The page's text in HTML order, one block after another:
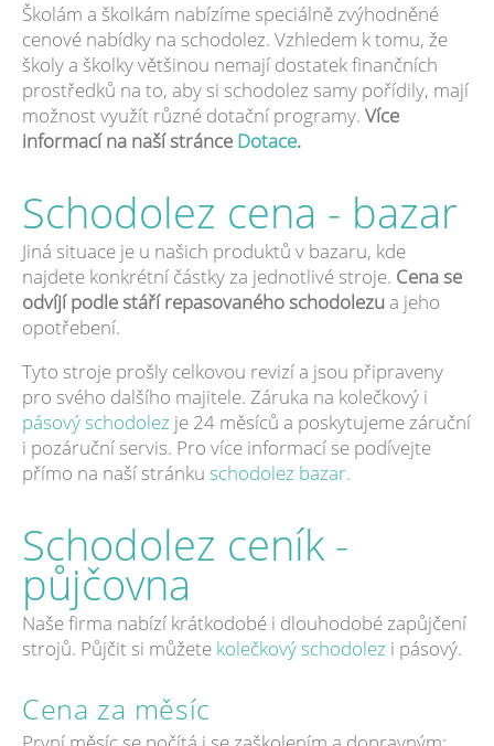
Školám a školkám nabízíme speciálně zvýhodněné
cenové nabídky na schodolez. Vzhledem k tomu, že
školy a školky většinou nemají dostatek finančních
prostředků na to, aby si schodolez samy pořídily, mají
možnost využít různé dotační programy. Více
informací na naší stránce Dotace.
Schodolez cena - bazar
Jiná situace je u našich produktů v bazaru, kde
najdete konkrétní částky za jednotlivé stroje. Cena se
odvíjí podle stáří repasovaného schodolezu a jeho
opotřebení.
Tyto stroje prošly celkovou revizí a jsou připraveny
pro svého dalšího majitele. Záruka na kolečkový i
pásový schodolez je 24 měsíců a poskytujeme záruční
i pozáruční servis. Pro více informací se podívejte
přímo na naší stránku schodolez bazar.
Schodolez ceník -
půjčovna
Naše firma nabízí krátkodobé i dlouhodobé zapůjčení
strojů. Půjčit si můžete kolečkový schodolez i pásový.
Cena za měsíc